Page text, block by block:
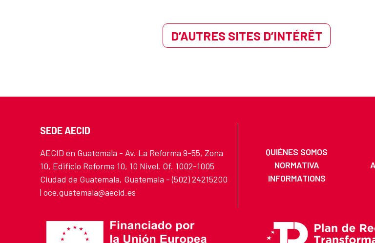
D’AUTRES SITES D’INTÉRÊT
SEDE AECID
AECID en Guatemala - Av. La Reforma 9-55, Zona
10, Edificio Reforma 10, 10 Nivel. Of. 1002-1005
Ciudad de Guatemala, Guatemala - (502) 24215200
| oce.guatemala@aecid.es
QUIÉNES SOMOS
NORMATIVA
INFORMATIONS